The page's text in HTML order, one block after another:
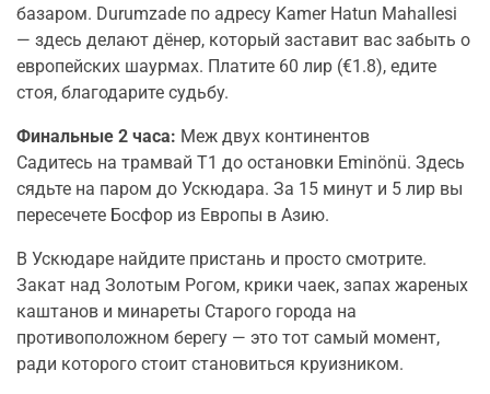
базаром. Durumzade по адресу Kamer Hatun Mahallesi
— здесь делают дёнер, который заставит вас забыть о
европейских шаурмах. Платите 60 лир (€1.8), едите
стоя, благодарите судьбу.
Финальные 2 часа: Меж двух континентов
Садитесь на трамвай Т1 до остановки Eminönü. Здесь
сядьте на паром до Ускюдара. За 15 минут и 5 лир вы
пересечете Босфор из Европы в Азию.
В Ускюдаре найдите пристань и просто смотрите.
Закат над Золотым Рогом, крики чаек, запах жареных
каштанов и минареты Старого города на
противоположном берегу — это тот самый момент,
ради которого стоит становиться круизником.